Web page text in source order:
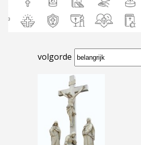
volgorde